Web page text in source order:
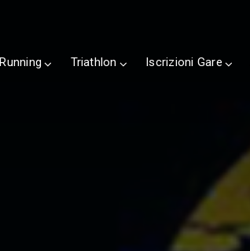
Running Triathlon Iscrizioni Gare